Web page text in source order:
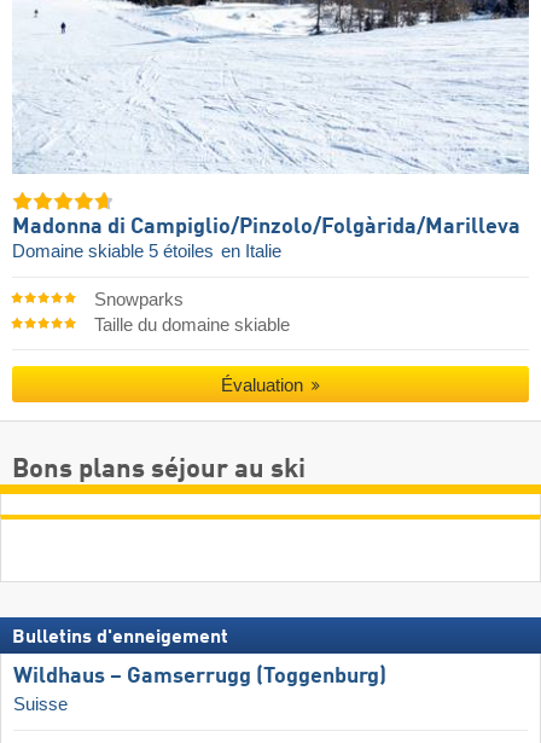
Madonna di Campiglio/​Pinzolo/​Folgàrida/​Marilleva
Domaine skiable 5 étoiles en Italie
Snowparks
Taille du domaine skiable
Évaluation
Bons plans séjour au ski
Bulletins d'enneigement
Wildhaus – Gamserrugg (Toggenburg)
Suisse